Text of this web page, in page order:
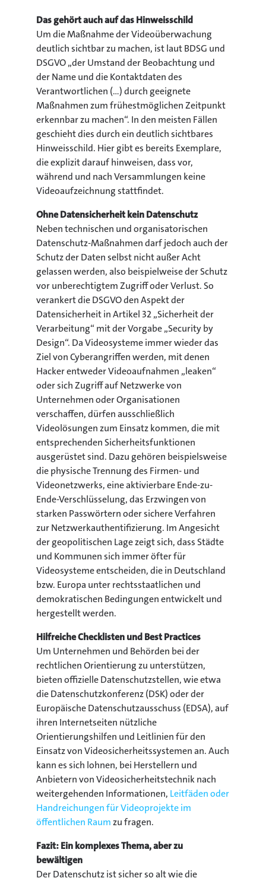
Das gehört auch auf das Hinweisschild
Um die Maßnahme der Videoüberwachung
deutlich sichtbar zu machen, ist laut BDSG und
DSGVO „der Umstand der Beobachtung und
der Name und die Kontaktdaten des
Verantwortlichen (…) durch geeignete
Maßnahmen zum frühestmöglichen Zeitpunkt
erkennbar zu machen“. In den meisten Fällen
geschieht dies durch ein deutlich sichtbares
Hinweisschild. Hier gibt es bereits Exemplare,
die explizit darauf hinweisen, dass vor,
während und nach Versammlungen keine
Videoaufzeichnung stattfindet.
Ohne Datensicherheit kein Datenschutz
Neben technischen und organisatorischen
Datenschutz-Maßnahmen darf jedoch auch der
Schutz der Daten selbst nicht außer Acht
gelassen werden, also beispielweise der Schutz
vor unberechtigtem Zugriff oder Verlust. So
verankert die DSGVO den Aspekt der
Datensicherheit in Artikel 32 „Sicherheit der
Verarbeitung“ mit der Vorgabe „Security by
Design“. Da Videosysteme immer wieder das
Ziel von Cyberangriffen werden, mit denen
Hacker entweder Videoaufnahmen „leaken“
oder sich Zugriff auf Netzwerke von
Unternehmen oder Organisationen
verschaffen, dürfen ausschließlich
Videolösungen zum Einsatz kommen, die mit
entsprechenden Sicherheitsfunktionen
ausgerüstet sind. Dazu gehören beispielsweise
die physische Trennung des Firmen- und
Videonetzwerks, eine aktivierbare Ende-zu-
Ende-Verschlüsselung, das Erzwingen von
starken Passwörtern oder sichere Verfahren
zur Netzwerkauthentifizierung. Im Angesicht
der geopolitischen Lage zeigt sich, dass Städte
und Kommunen sich immer öfter für
Videosysteme entscheiden, die in Deutschland
bzw. Europa unter rechtsstaatlichen und
demokratischen Bedingungen entwickelt und
hergestellt werden.
Hilfreiche Checklisten und Best Practices
Um Unternehmen und Behörden bei der
rechtlichen Orientierung zu unterstützen,
bieten offizielle Datenschutzstellen, wie etwa
die Datenschutzkonferenz (DSK) oder der
Europäische Datenschutzausschuss (EDSA), auf
ihren Internetseiten nützliche
Orientierungshilfen und Leitlinien für den
Einsatz von Videosicherheitssystemen an. Auch
kann es sich lohnen, bei Herstellern und
Anbietern von Videosicherheitstechnik nach
weitergehenden Informationen, Leitfäden oder
Handreichungen für Videoprojekte im
öffentlichen Raumzu fragen.
Fazit: Ein komplexes Thema, aber zu
bewältigen
Der Datenschutz ist sicher so alt wie die